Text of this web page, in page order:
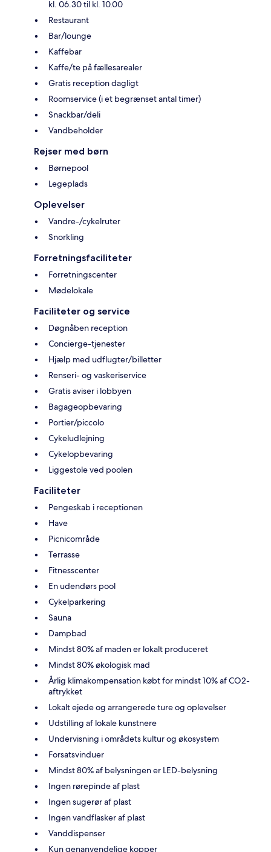
kl. 06.30 til kl. 10.00
Restaurant
Bar/lounge
Kaffebar
Kaffe/te på fællesarealer
Gratis reception dagligt
Roomservice (i et begrænset antal timer)
Snackbar/deli
Vandbeholder
Rejser med børn
Børnepool
Legeplads
Oplevelser
Vandre-/cykelruter
Snorkling
Forretningsfaciliteter
Forretningscenter
Mødelokale
Faciliteter og service
Døgnåben reception
Concierge-tjenester
Hjælp med udflugter/billetter
Renseri- og vaskeriservice
Gratis aviser i lobbyen
Bagageopbevaring
Portier/piccolo
Cykeludlejning
Cykelopbevaring
Liggestole ved poolen
Faciliteter
Pengeskab i receptionen
Have
Picnicområde
Terrasse
Fitnesscenter
En udendørs pool
Cykelparkering
Sauna
Dampbad
Mindst 80% af maden er lokalt produceret
Mindst 80% økologisk mad
Årlig klimakompensation købt for mindst 10% af CO2-
aftrykket
Lokalt ejede og arrangerede ture og oplevelser
Udstilling af lokale kunstnere
Undervisning i områdets kultur og økosystem
Forsatsvinduer
Mindst 80% af belysningen er LED-belysning
Ingen rørepinde af plast
Ingen sugerør af plast
Ingen vandflasker af plast
Vanddispenser
Kun genanvendelige kopper